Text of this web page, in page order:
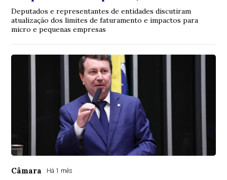
Deputados e representantes de entidades discutiram
atualização dos limites de faturamento e impactos para
micro e pequenas empresas
Câmara Há 1 mês